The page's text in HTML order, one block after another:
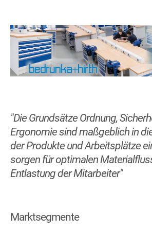
"Die Grundsätze Ordnung,
Ergonomie sind maßgeblich in
der Produkte und Arbeitsplätze
sorgen für optimalen
Entlastung der Mitarbeiter"
Marktsegmente